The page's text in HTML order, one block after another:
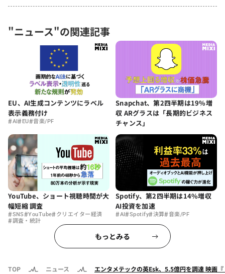
"ニュース"の関連記事
EU、AI生成コンテンツにラベル
表示義務付け
#AI#EU#音楽/PF
Snapchat、第2四半期は19%増
収 ARグラスは「長期的ビジネス
チャンス」
YouTube、ショート視聴時間が大
幅短縮 調査
#SNS#YouTube#クリエイター経済
#調査・統計
Spotify、第2四半期は14%増収
AI投資を加速
#AI#Spotify#決算#音楽/PF
もっとみる
TOP ニュース エンタメテックの英Esk、5.5億円を調達 映画